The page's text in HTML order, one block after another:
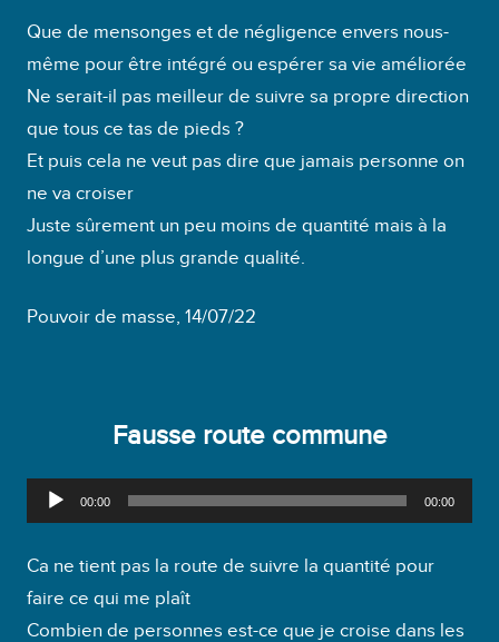
Que de mensonges et de négligence envers nous-
même pour être intégré ou espérer sa vie améliorée
Ne serait-il pas meilleur de suivre sa propre direction
que tous ce tas de pieds ?
Et puis cela ne veut pas dire que jamais personne on
ne va croiser
Juste sûrement un peu moins de quantité mais à la
longue d’une plus grande qualité.
Pouvoir de masse, 14/07/22
Fausse route commune
e
c
t
e
00:00 00:00
Ca ne tient pas la route de suivre la quantité pour
faire ce qui me plaît
Combien de personnes est-ce que je croise dans les